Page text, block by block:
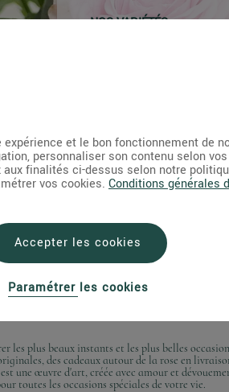
NOS VARIÉTÉS
Découvrir le blog
les plus beaux instants et les plus belles
des cadeaux autour de la rose en
une œuvre d'art, créée avec amour et
toutes les occasions spéciales de votre vie.
et le bon fonctionnement de
personnaliser son contenu selon
finalités ci-dessus selon notre
vos cookies. Conditions générales
Accepter les cookies
Paramétrer les cookies